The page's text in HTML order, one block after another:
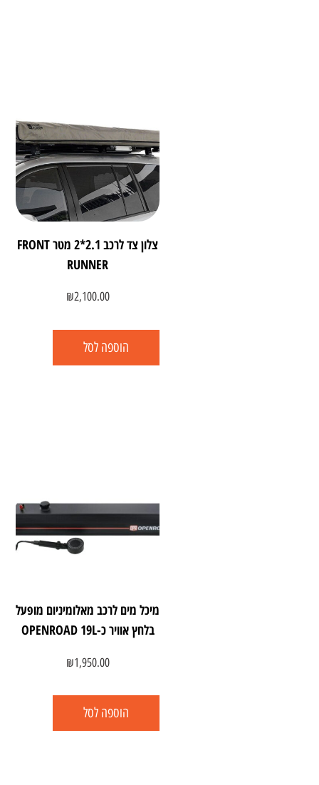
צלון צד לרכב 2.1*2 מטר FRONT
RUNNER
₪2,100.00
הוספה לסל
מיכל מים לרכב מאלומיניום מופעל
בלחץ אוויר כ-OPENROAD 19L‎
₪1,950.00
הוספה לסל